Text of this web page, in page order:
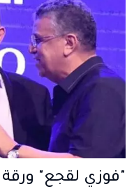
"فوزي لقجع" ورقة